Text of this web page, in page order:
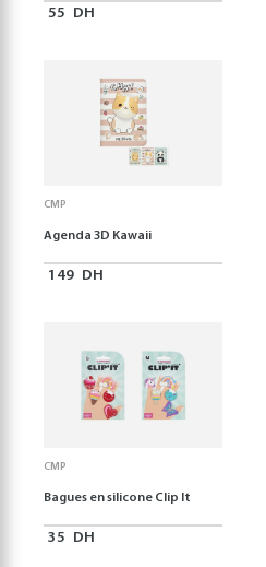
55 DH
CMP
Agenda 3D Kawaii
149 DH
CMP
Bagues en silicone Clip It
35 DH